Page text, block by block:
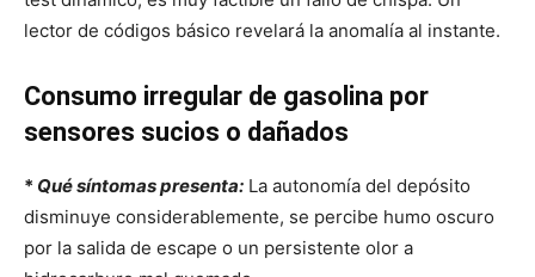
lector de códigos básico revelará la anomalía al instante.
Consumo irregular de gasolina por
sensores sucios o dañados
* Qué síntomas presenta: La autonomía del depósito
disminuye considerablemente, se percibe humo oscuro
por la salida de escape o un persistente olor a